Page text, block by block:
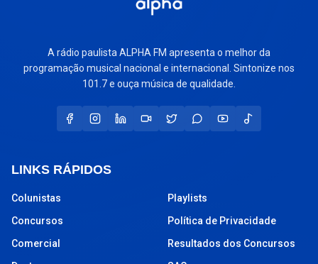
A rádio paulista ALPHA FM apresenta o melhor da
programação musical nacional e internacional. Sintonize nos
101.7 e ouça música de qualidade.
LINKS RÁPIDOS
Colunistas
Concursos
Comercial
Playlists
Política de Privacidade
Resultados dos Concursos